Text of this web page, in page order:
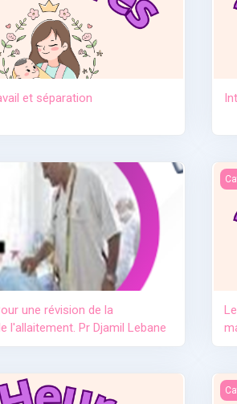
et séparation
une révision de la terminologie de
une révision de la
l'allaitement. Pr Djamil Lebane
l'allaitement Le